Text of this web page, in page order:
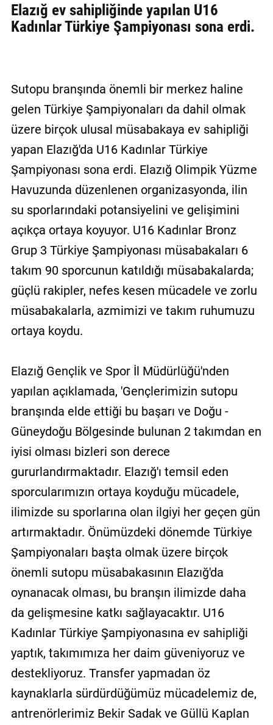
BİZE
ULAŞIN
Gizlilik
Politikası
Elazığ ev sahipliğinde yapılan U16
Kadınlar Türkiye Şampiyonası sona erdi.
Sutopu branşında önemli bir merkez haline
gelen Türkiye Şampiyonaları da dahil olmak
üzere birçok ulusal müsabakaya ev sahipliği
yapan Elazığ'da U16 Kadınlar Türkiye
Şampiyonası sona erdi. Elazığ Olimpik Yüzme
Havuzunda düzenlenen organizasyonda, ilin
su sporlarındaki potansiyelini ve gelişimini
açıkça ortaya koyuyor. U16 Kadınlar Bronz
Grup 3 Türkiye Şampiyonası müsabakaları 6
takım 90 sporcunun katıldığı müsabakalarda;
güçlü rakipler, nefes kesen mücadele ve zorlu
müsabakalarla, azmimizi ve takım ruhumuzu
ortaya koydu.
Elazığ Gençlik ve Spor İl Müdürlüğü'nden
yapılan açıklamada, 'Gençlerimizin sutopu
branşında elde ettiği bu başarı ve Doğu -
Güneydoğu Bölgesinde bulunan 2 takımdan en
iyisi olması bizleri son derece
gururlandırmaktadır. Elazığ'ı temsil eden
sporcularımızın ortaya koyduğu mücadele,
ilimizde su sporlarına olan ilgiyi her geçen gün
artırmaktadır. Önümüzdeki dönemde Türkiye
Şampiyonaları başta olmak üzere birçok
önemli sutopu müsabakasının Elazığ'da
oynanacak olması, bu branşın ilimizde daha
da gelişmesine katkı sağlayacaktır. U16
Kadınlar Türkiye Şampiyonasına ev sahipliği
yaptık, takımımıza her daim güveniyoruz ve
destekliyoruz. Transfer yapmadan öz
kaynaklarla sürdürdüğümüz mücadelemiz de,
antrenörlerimiz Bekir Sadak ve Güllü Kaplan